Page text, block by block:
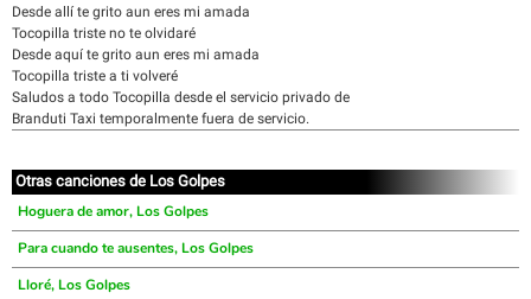
Desde allí te grito aun eres mi amada
Tocopilla triste no te olvidaré
Desde aquí te grito aun eres mi amada
Tocopilla triste a ti volveré
Saludos a todo Tocopilla desde el servicio privado de
Branduti Taxi temporalmente fuera de servicio.
Otras canciones de Los Golpes
Hoguera de amor, Los Golpes
Para cuando te ausentes, Los Golpes
Lloré, Los Golpes